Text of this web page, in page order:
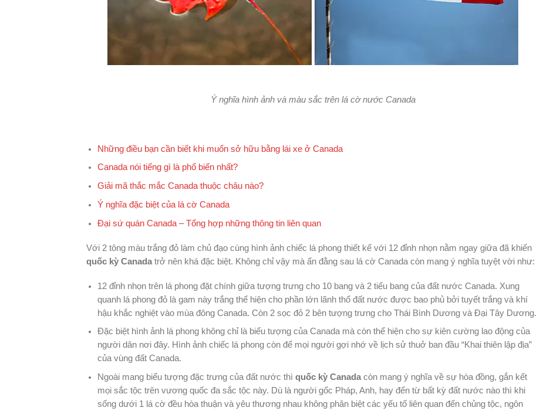
Ý nghĩa hình ảnh và màu sắc trên lá cờ nước Canada
Những điều bạn cần biết khi muốn sở hữu bằng lái xe ở Canada
Canada nói tiếng gì là phổ biến nhất?
Giải mã thắc mắc Canada thuộc châu nào?
Ý nghĩa đặc biệt của lá cờ Canada
Đại sứ quán Canada – Tổng hợp những thông tin liên quan
Với 2 tông màu trắng đỏ làm chủ đạo cùng hình ảnh chiếc lá phong thiết kế với 12 đỉnh nhọn nằm ngay giữa đã khiến
quốc kỳ Canada trở nên khá đặc biệt. Không chỉ vậy mà ẩn đằng sau lá cờ Canada còn mang ý nghĩa tuyệt vời như:
12 đỉnh nhọn trên lá phong đặt chính giữa tượng trưng cho 10 bang và 2 tiểu bang của đất nước Canada. Xung
quanh lá phong đỏ là gam này trắng thể hiện cho phần lớn lãnh thổ đất nước được bao phủ bởi tuyết trắng và khí
hậu khắc nghiệt vào mùa đông Canada. Còn 2 sọc đỏ 2 bên tượng trưng cho Thái Bình Dương và Đại Tây Dương.
Đặc biệt hình ảnh lá phong không chỉ là biểu tượng của Canada mà còn thể hiện cho sự kiên cường lao động của
người dân nơi đây. Hình ảnh chiếc lá phong còn để mọi người gợi nhớ về lịch sử thuở ban đầu “Khai thiên lập địa”
của vùng đất Canada.
Ngoài mang biểu tượng đặc trưng của đất nước thì quốc kỳ Canada còn mang ý nghĩa về sự hòa đồng, gắn kết
mọi sắc tộc trên vương quốc đa sắc tộc này. Dù là người gốc Pháp, Anh, hay đến từ bất kỳ đất nước nào thì khi
sống dưới 1 lá cờ đều hòa thuận và yêu thương nhau không phân biệt các yếu tố liên quan đến chủng tộc, ngôn